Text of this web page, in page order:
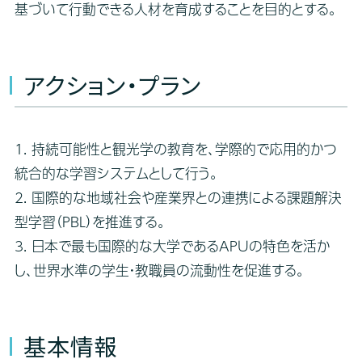
基づいて行動できる人材を育成することを目的とする。
アクション・プラン
1. 持続可能性と観光学の教育を、学際的で応用的かつ
統合的な学習システムとして行う。​
2. 国際的な地域社会や産業界との連携による課題解決
型学習（PBL）を推進する。
3. 日本で最も国際的な大学であるAPUの特色を活か
し、世界水準の学生・教職員の流動性を促進する。
基本情報